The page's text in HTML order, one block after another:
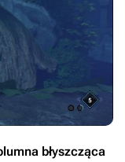
błyszcząca